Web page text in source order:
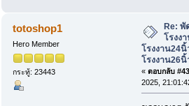
totoshop1
Hero Member
กระทู้: 23443
Re: พั
โรงง
โรงงาน24
โรงงาน26
« ตอบกลับ
2025,